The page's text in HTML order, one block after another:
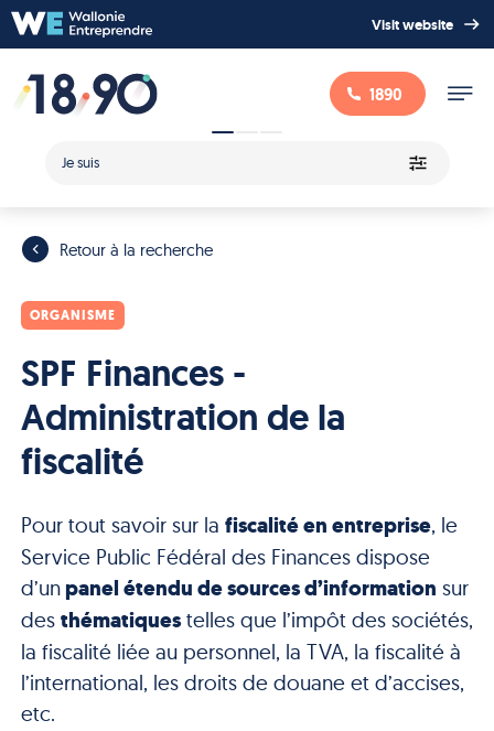
Visit website
1890
Je suis
Retour à la recherche
ORGANISME
SPF Finances -
Administration de la
fiscalité
Pour tout savoir sur la fiscalité en entreprise, le
Service Public Fédéral des Finances dispose
d’unpanel étendu de sources d’information sur
des thématiquestelles que l’impôt des sociétés,
la fiscalité liée au personnel, la TVA, la fiscalité à
l’international, les droits de douane et d’accises,
etc.